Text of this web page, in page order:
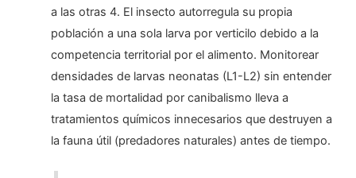
a las otras 4. El insecto autorregula su propia
población a una sola larva por verticilo debido a la
competencia territorial por el alimento. Monitorear
densidades de larvas neonatas (L1-L2) sin entender
la tasa de mortalidad por canibalismo lleva a
tratamientos químicos innecesarios que destruyen a
la fauna útil (predadores naturales) antes de tiempo.